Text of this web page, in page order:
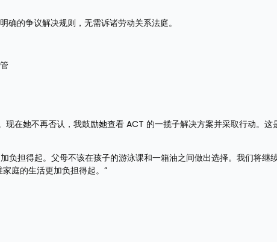
确的争议解决规则，无需诉诸劳动关系法庭。
现在她不再否认，我鼓励她查看 ACT 的一揽子解决方案并采取行动。这
负担得起。父母不该在孩子的游泳课和一箱油之间做出选择。我们将继
庭的生活更加负担得起。”